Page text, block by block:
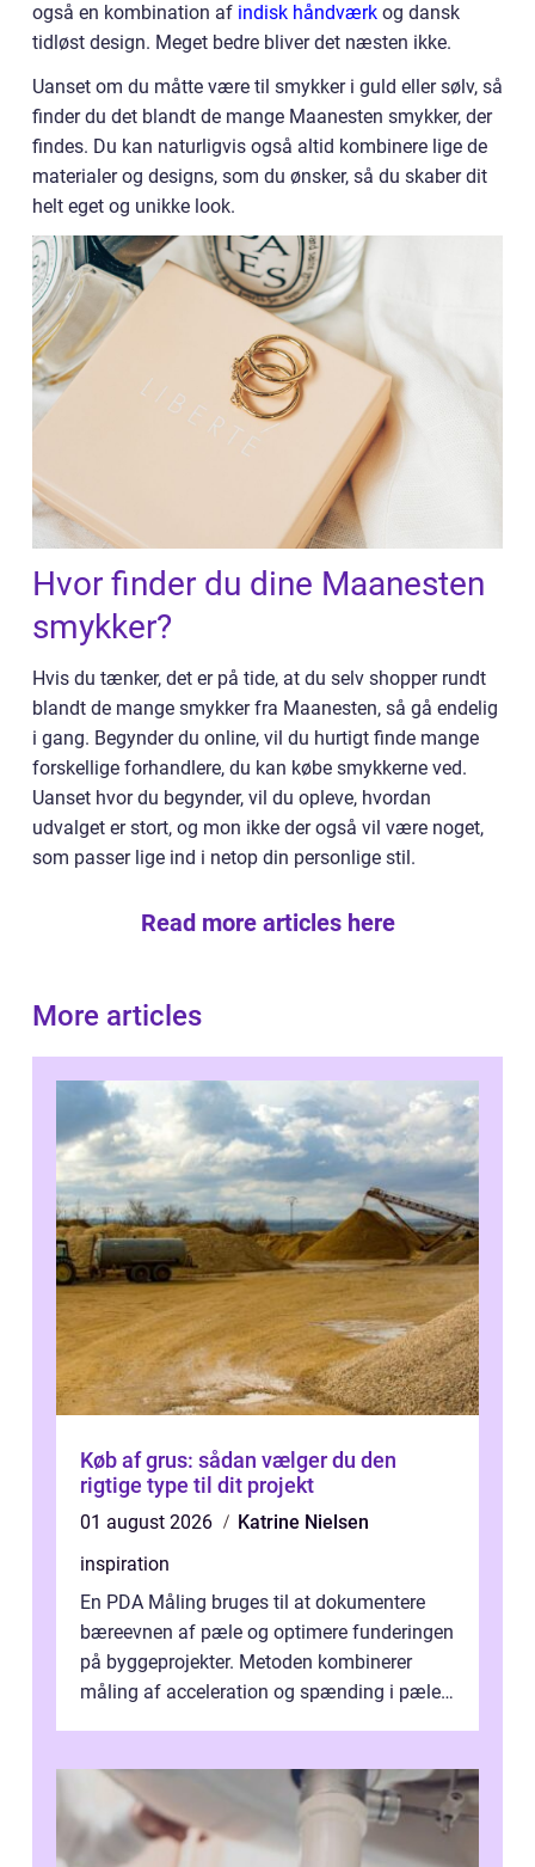
også en kombination af indisk håndværk og dansk
tidløst design. Meget bedre bliver det næsten ikke.
Uanset om du måtte være til smykker i guld eller sølv, så
finder du det blandt de mange Maanesten smykker, der
findes. Du kan naturligvis også altid kombinere lige de
materialer og designs, som du ønsker, så du skaber dit
helt eget og unikke look.
Hvor finder du dine Maanesten
smykker?
Hvis du tænker, det er på tide, at du selv shopper rundt
blandt de mange smykker fra Maanesten, så gå endelig
i gang. Begynder du online, vil du hurtigt finde mange
forskellige forhandlere, du kan købe smykkerne ved.
Uanset hvor du begynder, vil du opleve, hvordan
udvalget er stort, og mon ikke der også vil være noget,
som passer lige ind i netop din personlige stil.
Read more articles here
More articles
Køb af grus: sådan vælger du den
rigtige type til dit projekt
01 august 2026
Katrine Nielsen
inspiration
En PDA Måling bruges til at dokumentere
bæreevnen af pæle og optimere funderingen
på byggeprojekter. Metoden kombinerer
måling af acceleration og spænding i pælen,